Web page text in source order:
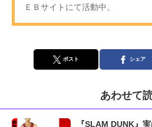
ＥＢサイトにて活動中。
ポスト シェア
あわせて
『SLAM DUNK』